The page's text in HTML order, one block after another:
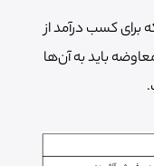
برای کسب درآمد از
باید به آن‌ها